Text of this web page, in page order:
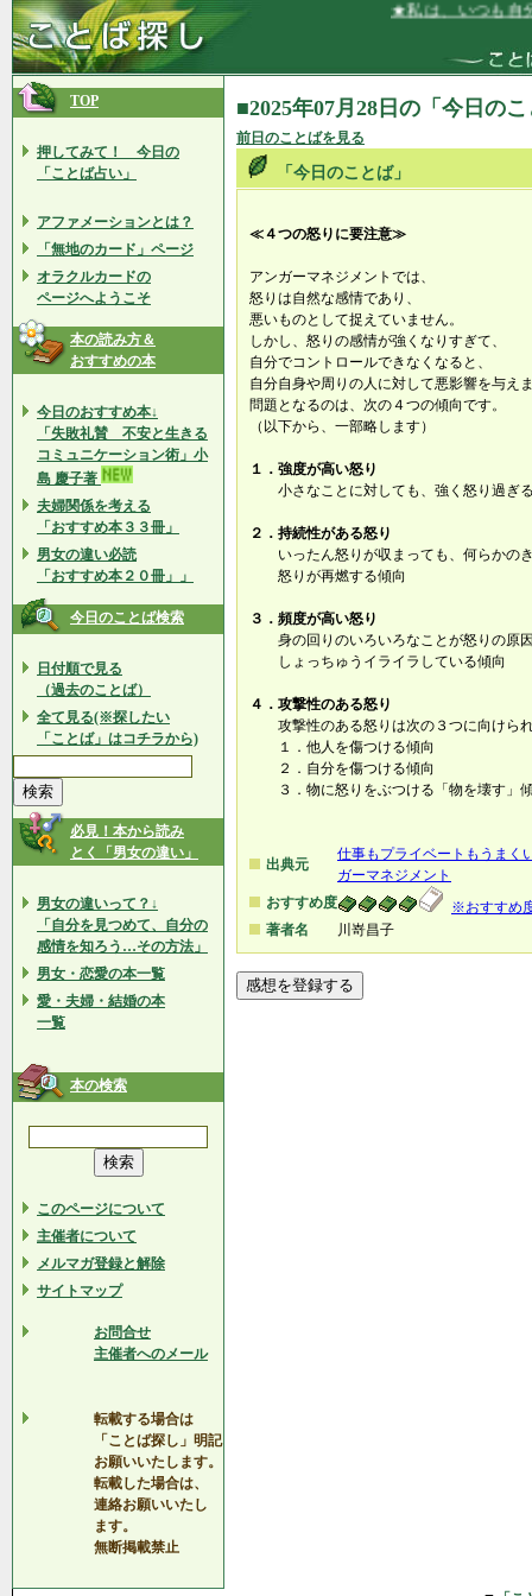
★私は、いつも自分
TOP
押してみて！ 今日の
「ことば占い」
アファメーションとは？
「無地のカード」ページ
オラクルカードの
ページへようこそ
本の読み方＆
おすすめの本
今日のおすすめ本↓
「失敗礼賛 不安と生きる
コミュニケーション術」小
島 慶子著
夫婦関係を考える
「おすすめ本３３冊」
男女の違い必読
「おすすめ本２０冊」」
今日のことば検索
日付順で見る
（過去のことば）
全て見る(※探したい
「ことば」はコチラから)
必見！本から読み
とく「男女の違い」
男女の違いって？↓
「自分を見つめて、自分の
感情を知ろう…その方法」
男女・恋愛の本一覧
愛・夫婦・結婚の本
一覧
本の検索
このページについて
主催者について
メルマガ登録と解除
サイトマップ
お問合せ
主催者へのメール
転載する場合は
「ことば探し」明記
お願いいたします。
転載した場合は、
連絡お願いいたし
ます。
無断掲載禁止
■2025年07月28日の「今日の
前日のことばを見る
「今日のことば」
≪４つの怒りに要注意≫
アンガーマネジメントでは、
怒りは自然な感情であり、
悪いものとして捉えていません。
しかし、怒りの感情が強くなりすぎて、
自分でコントロールできなくなると、
自分自身や周りの人に対して悪影響を与え
問題となるのは、次の４つの傾向です。
（以下から、一部略します）
１．強度が高い怒り
小さなことに対しても、強く怒り過ぎ
２．持続性がある怒り
いったん怒りが収まっても、何らかの
怒りが再燃する傾向
３．頻度が高い怒り
身の回りのいろいろなことが怒りの原
しょっちゅうイライラしている傾向
４．攻撃性のある怒り
攻撃性のある怒りは次の３つに向けら
１．他人を傷つける傾向
２．自分を傷つける傾向
３．物に怒りをぶつける「物を壊す」
出典元
仕事もプライベートもうまく
ガーマネジメント
おすすめ度
※おすすめ
著者名
川嵜昌子